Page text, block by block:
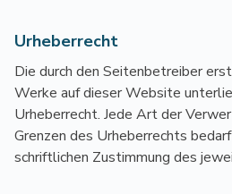
Urheberrecht
Die durch den Seitenbetreiber
Werke auf dieser Website
Urheberrecht. Jede Art der
Grenzen des Urheberrechts
schriftlichen Zustimmung des